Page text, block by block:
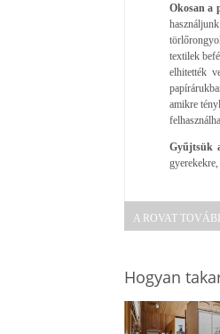
Okosan a
textilek
elhitették
amikre
Gyűjtsük
A ROVAT
Hogyan